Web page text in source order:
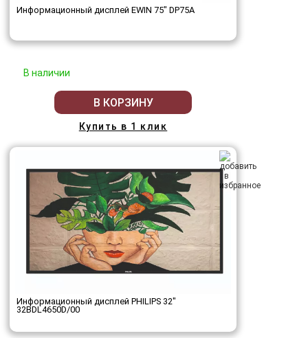
Информационный дисплей EWIN 75" DP75A
В наличии
В КОРЗИНУ
Купить в 1 клик
Информационный дисплей PHILIPS 32"
32BDL4650D/00